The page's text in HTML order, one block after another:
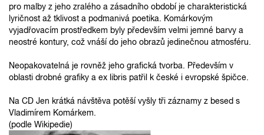
pro malby z jeho zralého a zásadního období je charakteristická
lyričnost až tklivost a podmanivá poetika. Komárkovým
vyjadřovacím prostředkem byly především velmi jemné barvy a
neostré kontury, což vnáší do jeho obrazů jedinečnou atmosféru.
Neopakovatelná je rovněž jeho grafická tvorba. Především v
oblasti drobné grafiky a ex libris patřil k české i evropské špičce.
Na CD Jen krátká návštěva potěší vyšly tři záznamy z besed s
Vladimírem Komárkem.
(podle Wikipedie)